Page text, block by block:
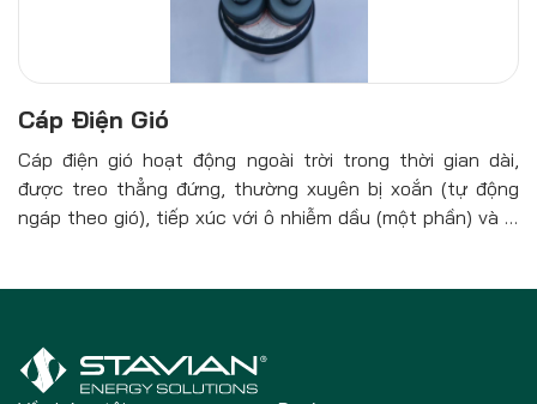
Cáp Điện Gió
Cáp điện gió hoạt động ngoài trời trong thời gian dài,
được treo thẳng đứng, thường xuyên bị xoắn (tự động
ngáp theo gió), tiếp xúc với ô nhiễm dầu (một phần) và bị
chloroprene, CPE hoặc TPU và các vật liệu khác có thể
được sử dụng cùng nhau